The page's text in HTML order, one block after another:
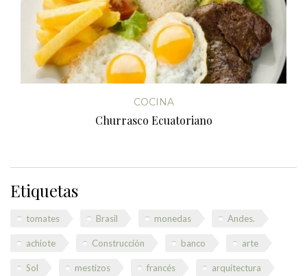
COCINA
Churrasco Ecuatoriano
Etiquetas
tomates Brasil monedas Andes.
achiote Construcción banco arte
Sol mestizos francés arquitectura